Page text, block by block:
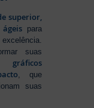
superior,
para
suas
gráficos
, que
suas